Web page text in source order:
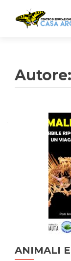
Autore:
ANIMALI